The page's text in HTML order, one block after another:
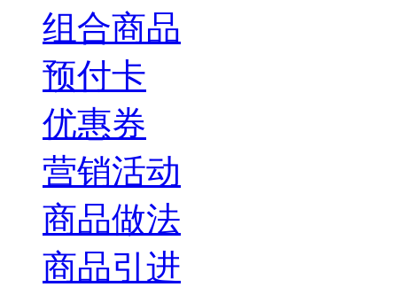
组合商品
预付卡
优惠券
营销活动
商品做法
商品引进